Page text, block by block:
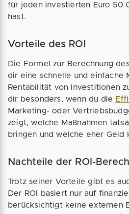
für jeden investierten Euro 50
hast.
Vorteile des ROI
Die Formel zur Berechnung
dir eine schnelle und einfache
Rentabilität von Investitionen
dir besonders, wenn du die
Marketing- oder
zeigt, welche Maßnahmen
bringen und welche eher Geld
Nachteile der ROI-
Trotz seiner Vorteile gibt es
Der ROI basiert nur auf
berücksichtigt keine externen